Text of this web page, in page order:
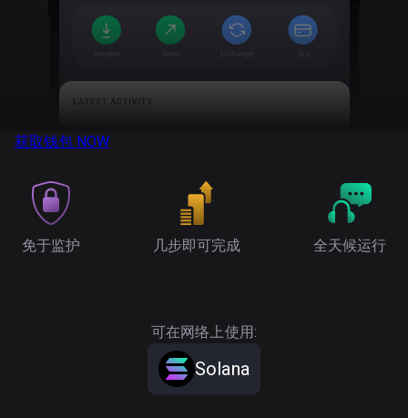
获取钱包 NOW
免于监护 几步即可完成 全天候运行
可在网络上使用:
Solana